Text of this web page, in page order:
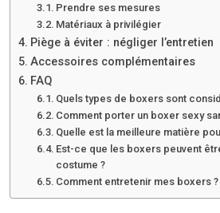
Prendre ses mesures
Matériaux à privilégier
Piège à éviter : négliger l’entretien
Accessoires complémentaires
FAQ
Quels types de boxers sont
Comment porter un boxer sexy
Quelle est la meilleure matière
Est-ce que les boxers peuvent
costume ?
Comment entretenir mes boxers ?